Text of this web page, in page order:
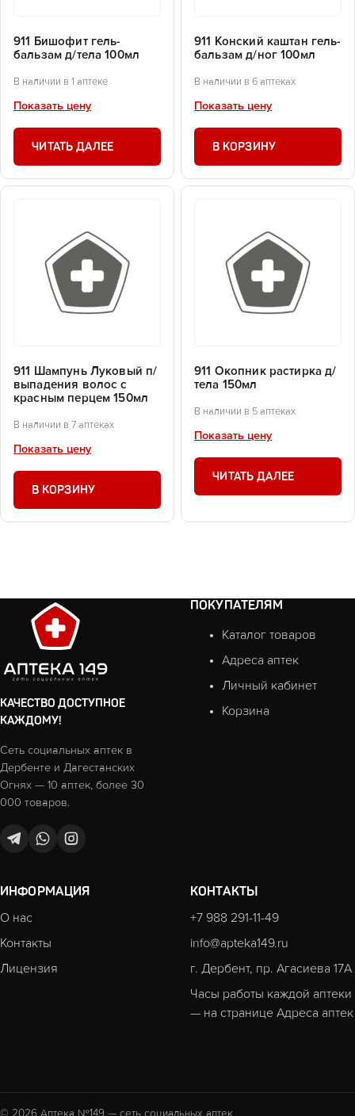
911 Бишофит гель-
бальзам д/тела 100мл
В наличии в 1 аптеке
Показать цену
ЧИТАТЬ ДАЛЕЕ
911 Конский каштан гель-
бальзам д/ног 100мл
В наличии в 6 аптеках
Показать цену
В КОРЗИНУ
911 Шампунь Луковый п/
выпадения волос с
красным перцем 150мл
В наличии в 7 аптеках
Показать цену
В КОРЗИНУ
911 Окопник растирка д/
тела 150мл
В наличии в 5 аптеках
Показать цену
ЧИТАТЬ ДАЛЕЕ
КАЧЕСТВО ДОСТУПНОЕ
КАЖДОМУ!
Сеть социальных аптек в
Дербенте и Дагестанских
Огнях — 10 аптек, более 30
000 товаров.
ПОКУПАТЕЛЯМ
Каталог товаров
Адреса аптек
Личный кабинет
Корзина
ИНФОРМАЦИЯ
О нас
Контакты
Лицензия
КОНТАКТЫ
+7 988 291-11-49
info@apteka149.ru
г. Дербент, пр. Агасиева 17А
Часы работы каждой аптеки
— на странице Адреса аптек
© 2026 Аптека №149 — сеть социальных аптек